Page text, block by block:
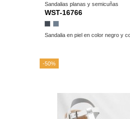
Sandalias planas y semicuñas
WST-16766
NegroMetal
Sandalia en piel en color negro y
-50%